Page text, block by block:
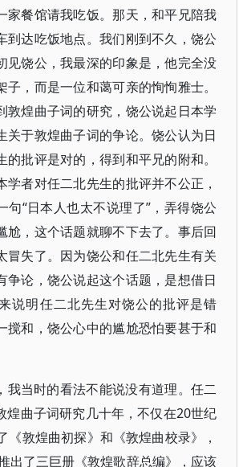
家餐馆请我吃饭。那天，和平兄陪我
到达吃饭地点。我们刚到不久，饶公
见饶公，我最深的印象是，他完全没
子，而是一位和蔼可亲的恂恂雅士。
敦煌曲子词的研究，饶公说起日本学
关于敦煌曲子词的争论。饶公认为日
的批评是对的，得到和平兄的附和。
学者对任二北先生的批评并不公正，
句“日本人也太不说理了”，弄得饶公
尬，这个话题就聊不下去了。事后回
冒失了。因为饶公和任二北先生有关
争论，饶公说起这个话题，是想借日
说明任二北先生对饶公的批评是错
搅和，饶公心中的尴尬恐怕要甚于和
我当时的看法不能说没有道理。任二
煌曲子词研究几十年，不仅在20世纪
《敦煌曲初探》和《敦煌曲校录》，
出了三巨册《敦煌歌辞总编》，应该